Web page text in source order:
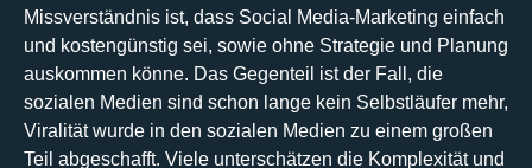
Missverständnis ist, dass Social Media-Marketing einfach
und kostengünstig sei, sowie ohne Strategie und Planung
auskommen könne. Das Gegenteil ist der Fall, die
sozialen Medien sind schon lange kein Selbstläufer mehr,
Viralität wurde in den sozialen Medien zu einem großen
Teil abgeschafft. Viele unterschätzen die Komplexität und